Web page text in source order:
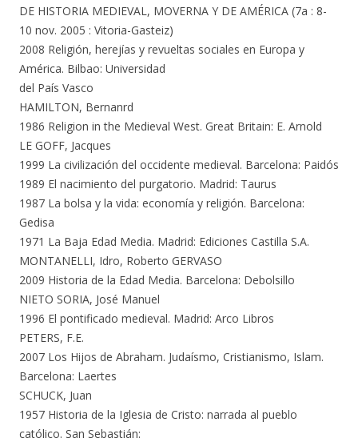
DE HISTORIA MEDIEVAL, MOVERNA Y DE AMÉRICA (7a : 8-
10 nov. 2005 : Vitoria-Gasteiz)
2008 Religión, herejías y revueltas sociales en Europa y
América. Bilbao: Universidad
del País Vasco
HAMILTON, Bernanrd
1986 Religion in the Medieval West. Great Britain: E. Arnold
LE GOFF, Jacques
1999 La civilización del occidente medieval. Barcelona: Paidós
1989 El nacimiento del purgatorio. Madrid: Taurus
1987 La bolsa y la vida: economía y religión. Barcelona:
Gedisa
1971 La Baja Edad Media. Madrid: Ediciones Castilla S.A.
MONTANELLI, Idro, Roberto GERVASO
2009 Historia de la Edad Media. Barcelona: Debolsillo
NIETO SORIA, José Manuel
1996 El pontificado medieval. Madrid: Arco Libros
PETERS, F.E.
2007 Los Hijos de Abraham. Judaísmo, Cristianismo, Islam.
Barcelona: Laertes
SCHUCK, Juan
1957 Historia de la Iglesia de Cristo: narrada al pueblo
católico. San Sebastián: